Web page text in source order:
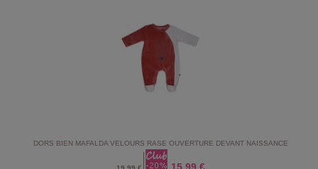
DORS BIEN MAFALDA VELOURS RASE OUVERTURE DEVANT NAISSANCE